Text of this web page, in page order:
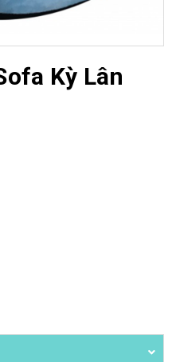
Kỳ Lân